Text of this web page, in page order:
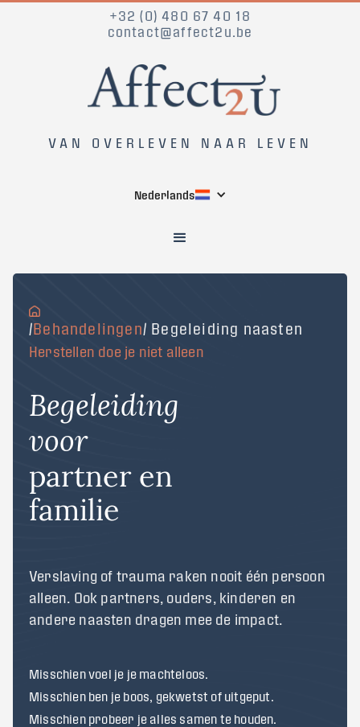
+32 (0) 480 67 40 18
contact@affect2u.be
VAN OVERLEVEN NAAR LEVEN
Nederlands
Herstellen doe je niet alleen
/Behandelingen/ Begeleiding naasten
Begeleiding
voor
partner en
familie
Verslaving of trauma raken nooit één persoon
alleen. Ook partners, ouders, kinderen en
andere naasten dragen mee de impact.
Misschien voel je je machteloos.
Misschien ben je boos, gekwetst of uitgeput.
Misschien probeer je alles samen te houden.